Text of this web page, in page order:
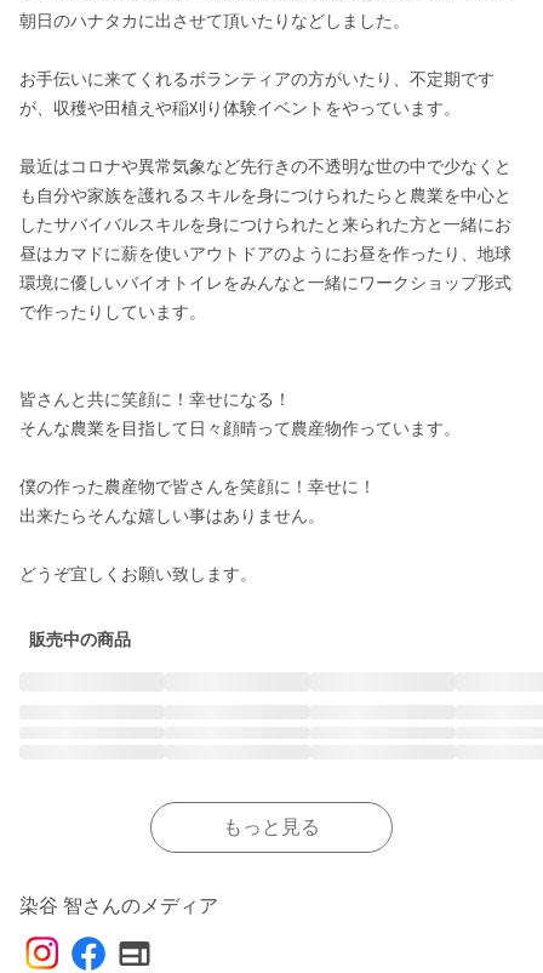
朝日のハナタカに出させて頂いたりなどしました。
お手伝いに来てくれるボランティアの方がいたり、不定期です
が、収穫や田植えや稲刈り体験イベントをやっています。
最近はコロナや異常気象など先行きの不透明な世の中で少なくと
も自分や家族を護れるスキルを身につけられたらと農業を中心と
したサバイバルスキルを身につけられたと来られた方と一緒にお
昼はカマドに薪を使いアウトドアのようにお昼を作ったり、地球
環境に優しいバイオトイレをみんなと一緒にワークショップ形式
で作ったりしています。
皆さんと共に笑顔に！幸せになる！
そんな農業を目指して日々顔晴って農産物作っています。
僕の作った農産物で皆さんを笑顔に！幸せに！
出来たらそんな嬉しい事はありません。
どうぞ宜しくお願い致します。
販売中の商品
もっと見る
染谷 智さんのメディア